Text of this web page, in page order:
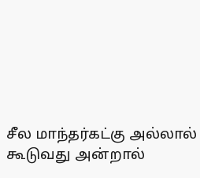
சீல மாந்தர்கட்கு
கூடுவது அன்றால்